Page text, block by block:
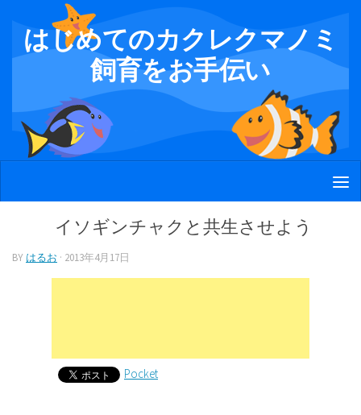
Skip to content
はじめてのカクレクマノミ
飼育をお手伝い
イソギンチャクと共生させよう
BY はるお · 2013年4月17日
Pocket